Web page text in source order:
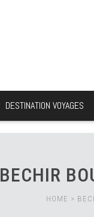
DESTINATION VOYAGES
BECHIR
HOME >